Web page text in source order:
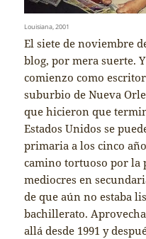
Louisiana, 2001
El siete de noviembre
blog, por mera suerte.
comienzo como
suburbio de Nueva
que hicieron que
Estados Unidos se
primaria a los cinco
camino tortuoso por la
mediocres en
de que aún no estaba
bachillerato.
allá desde 1991 y